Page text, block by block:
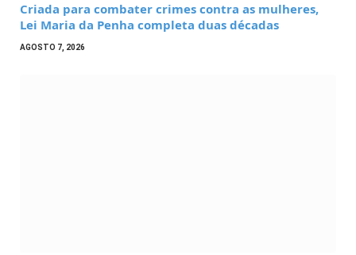
Criada para combater crimes contra as mulheres,
Lei Maria da Penha completa duas décadas
AGOSTO 7, 2026